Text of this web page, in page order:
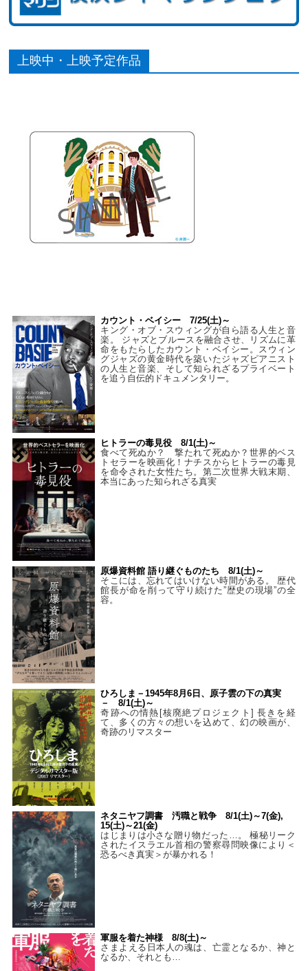
上映中・上映予定作品
カウント・ベイシー 7/25(土)～
キング・オブ・スウィングが自ら語る人生と音
楽。 ジャズとブルースを融合させ、リズムに革
命をもたらしたカウント・ベイシー。スウィン
グジャズの黄金時代を築いたジャズピアニスト
の人生と音楽、そして知られざるプライベート
を追う自伝的ドキュメンタリー。
ヒトラーの毒見役 8/1(土)～
食べて死ぬか？ 撃たれて死ぬか？世界的ベス
トセラーを映画化！ナチスからヒトラーの毒見
を命令された女性たち。第二次世界大戦末期、
本当にあった知られざる真実
原爆資料館 語り継ぐものたち 8/1(土)～
そこには、忘れてはいけない時間がある。 歴代
館長が命を削って守り続けた”歴史の現場”の全
容。
ひろしま－1945年8月6日、原子雲の下の真実
－ 8/1(土)～
奇跡への情熱[核廃絶プロジェクト] 長きを経
て、多くの方々の想いを込めて、幻の映画が、
奇跡のリマスター
ネタニヤフ調書 汚職と戦争 8/1(土)～7(金),
15(土)～21(金)
はじまりは小さな贈り物だった…。 極秘リーク
されたイスラエル首相の警察尋問映像により＜
恐るべき真実＞が暴かれる！
軍服を着た神様 8/8(土)～
さまよえる日本人の魂は、亡霊となるか、神と
なるか、それとも…